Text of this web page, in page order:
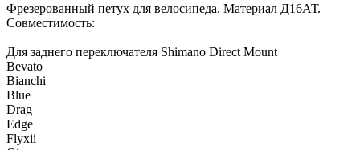
Фрезерованный петух для велосипеда. Материал Д16АТ.
Совместимость:
Для заднего переключателя Shimano Direct Mount
Bevato
Bianchi
Blue
Drag
Edge
Flyxii